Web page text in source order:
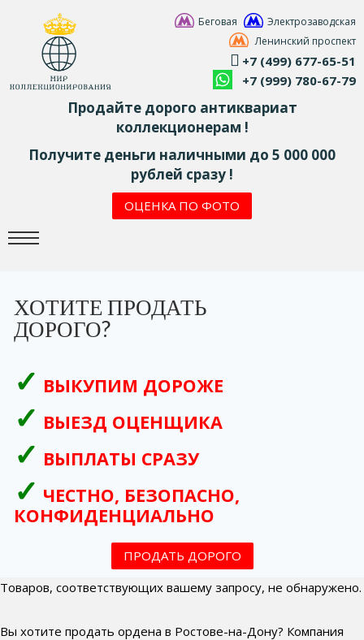
Беговая
Электрозаводская
Ленинский проспект
+7 (499) 677-65-51
+7 (999) 780-67-79
Продайте дорого антиквариат
коллекционерам !
Получите деньги наличными до 5 000 000
рублей сразу !
ОЦЕНКА ПО ФОТО
ХОТИТЕ ПРОДАТЬ
ДОРОГО?
ВЫКУПИМ ДОРОЖЕ
ВЫЕЗД ОЦЕНЩИКА
ВЫПЛАТЫ СРАЗУ
ЧЕСТНО, БЕЗОПАСНО,
КОНФИДЕНЦИАЛЬНО
ПРОДАТЬ ДОРОГО
Товаров, соответствующих вашему запросу, не обнаружено.
Вы хотите продать ордена в Ростове-на-Дону? Компания